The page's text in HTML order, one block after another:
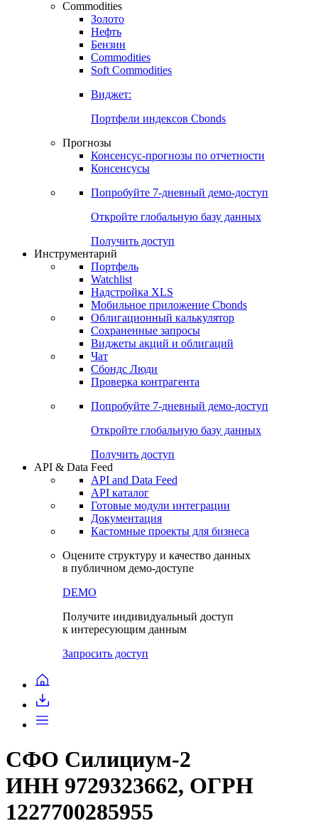
Commodities
Золото
Нефть
Бензин
Commodities
Soft Commodities
Виджет:
Портфели индексов Cbonds
Прогнозы
Консенсус-прогнозы по отчетности
Консенсусы
Попробуйте 7-дневный демо-доступ
Откройте глобальную базу данных
Получить доступ
Инструментарий
Портфель
Watchlist
Надстройка XLS
Мобильное приложение Cbonds
Облигационный калькулятор
Сохраненные запросы
Виджеты акций и облигаций
Чат
Сбондс Люди
Проверка контрагента
Попробуйте 7-дневный демо-доступ
Откройте глобальную базу данных
Получить доступ
API & Data Feed
API and Data Feed
API каталог
Готовые модули интеграции
Документация
Кастомные проекты для бизнеса
Оцените структуру и качество данных
в публичном демо-доступе
DEMO
Получите индивидуальный доступ
к интересующим данным
Запросить доступ
СФО Силициум-2
ИНН 9729323662, ОГРН
1227700285955